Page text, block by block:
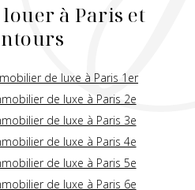
à Paris et
de luxe à Paris 1er
de luxe à Paris 2e
de luxe à Paris 3e
de luxe à Paris 4e
de luxe à Paris 5e
de luxe à Paris 6e